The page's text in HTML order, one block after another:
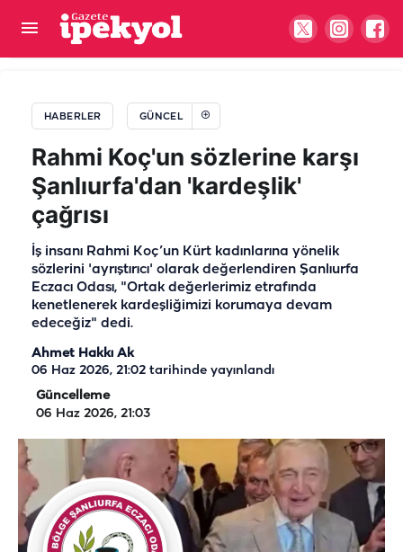
HABERLER GÜNCEL
Rahmi Koç'un sözlerine karşı
Şanlıurfa'dan 'kardeşlik'
çağrısı
İş insanı Rahmi Koç’un Kürt kadınlarına yönelik
sözlerini 'ayrıştırıcı' olarak değerlendiren Şanlıurfa
Eczacı Odası, "Ortak değerlerimiz etrafında
kenetlenerek kardeşliğimizi korumaya devam
edeceğiz" dedi.
Ahmet Hakkı Ak
06 Haz 2026, 21:02 tarihinde yayınlandı
Güncelleme
06 Haz 2026, 21:03
Şanlıurfa’da ulaşıma zam geldi! İşte yeni tarife…